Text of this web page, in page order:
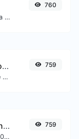
Gere facilmente sua assinatura personalizada e faça o download com facilidade.
760
Conversor IDN Punnycode
Converta IDN para Punnycode e vice-versa com facilidade.
759
Verificador de redirecionamento de URL
Verifique redirecionamentos 301 e 302 de uma URL específica. Verifica até 10 redirecionamentos.
759